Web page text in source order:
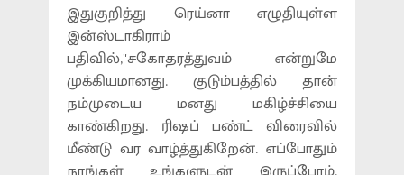
இதுகுறித்து ரெய்னா எழுதியுள்ள
இன்ஸ்டாகிராம்
பதிவில்,"சகோதரத்துவம் என்றுமே
முக்கியமானது. குடும்பத்தில் தான்
நம்முடைய மனது மகிழ்ச்சியை
காண்கிறது. ரிஷப் பண்ட் விரைவில்
மீண்டு வர வாழ்த்துகிறேன். எப்போதும்